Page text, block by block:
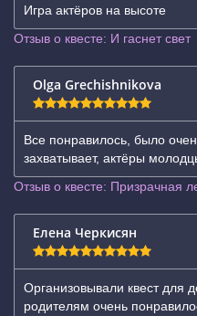
Игра актёров на высоте
Отзыв о квесте: И гаснет свет
Olga Grechishnikova
Все понравилось, было
захватывает, актёры
Отзыв о квесте: Призрачная
Елена Черкисян
Организовывали квест для
родителям очень